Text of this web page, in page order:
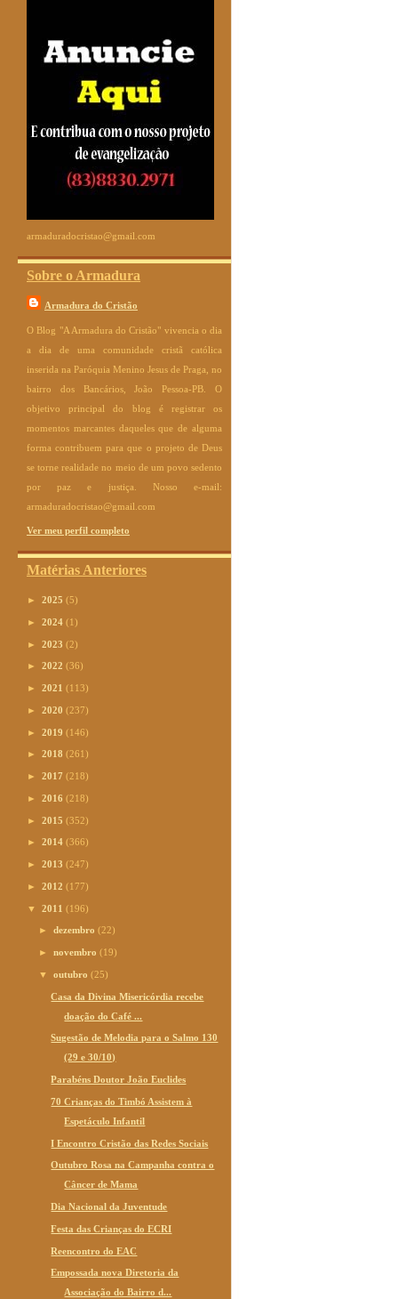
armaduradocristao@gmail.com
Sobre o Armadura
Armadura do Cristão
O Blog "A Armadura do Cristão" vivencia o dia
a dia de uma comunidade cristã católica
inserida na Paróquia Menino Jesus de Praga, no
bairro dos Bancários, João Pessoa-PB. O
objetivo principal do blog é registrar os
momentos marcantes daqueles que de alguma
forma contribuem para que o projeto de Deus
se torne realidade no meio de um povo sedento
por paz e justiça. Nosso e-mail:
armaduradocristao@gmail.com
Ver meu perfil completo
Matérias Anteriores
► 2025 (5)
► 2024 (1)
► 2023 (2)
► 2022 (36)
► 2021 (113)
► 2020 (237)
► 2019 (146)
► 2018 (261)
► 2017 (218)
► 2016 (218)
► 2015 (352)
► 2014 (366)
► 2013 (247)
► 2012 (177)
▼ 2011 (196)
►dezembro(22)
►novembro(19)
▼outubro(25)
Casa da Divina Misericórdia recebe
doação do Café ...
Sugestão de Melodia para o Salmo 130
(29 e 30/10)
Parabéns Doutor João Euclides
70 Crianças do Timbó Assistem à
Espetáculo Infantil
I Encontro Cristão das Redes Sociais
Outubro Rosa na Campanha contra o
Câncer de Mama
Dia Nacional da Juventude
Festa das Crianças do ECRI
Reencontro do EAC
Empossada nova Diretoria da
Associação do Bairro d...